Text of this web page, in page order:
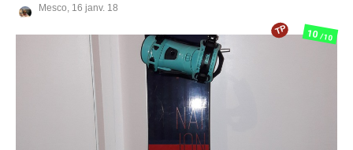
Mesco, 16 janv. 18
10/10
TP